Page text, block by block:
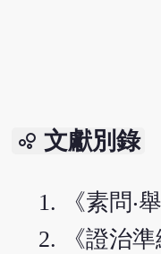
bubble_chart 文獻別錄
《素問‧
《證治